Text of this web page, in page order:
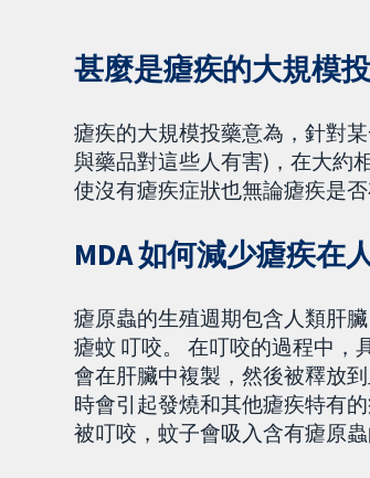
甚麼是瘧疾的大規模投
瘧疾的大規模投藥意為，針對
與藥品對這些人有害)，在大約
使沒有瘧疾症狀也無論瘧疾是否
MDA 如何減少瘧疾在
瘧原蟲的生殖週期包含人類肝
瘧蚊 叮咬。 在叮咬的過程中，
會在肝臟中複製，然後被釋放
時會引起發燒和其他瘧疾特有
被叮咬，蚊子會吸入含有瘧原